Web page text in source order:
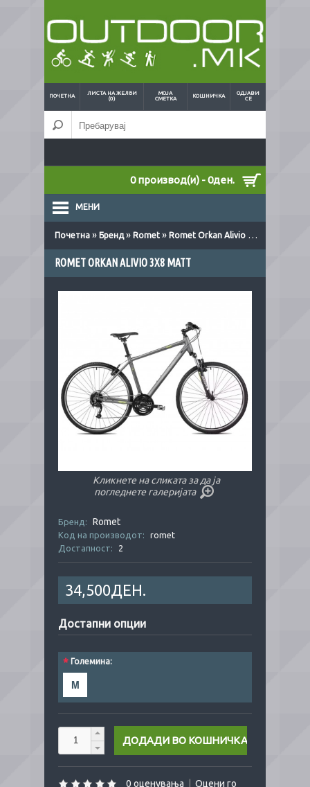
ПОЧЕТНА
ЛИСТА НА ЖЕЛБИ
(0)
МОЈА
СМЕТКА
КОШНИЧКА
ОДЈАВИ
СЕ
0 производ(и) - 0ден.
МЕНИ
Почетна » Бренд» Romet » Romet Orkan Alivio 3x8 matt
ROMET ORKAN ALIVIO 3X8 MATT
Кликнете на сликата за да ја
погледнете галеријата
Бренд: Romet
Код на производот:
romet
Достапност:
2
34,500ДЕН.
Достапни опции
* Големина:
M
0 оценувања
Оцени го